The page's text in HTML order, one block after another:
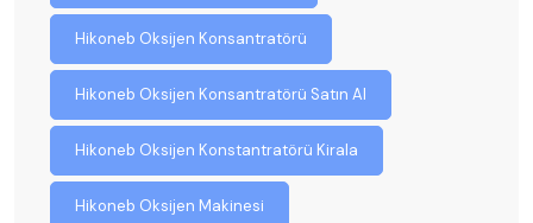
Hikoneb Oksijen Konsantratörü
Hikoneb Oksijen Konsantratörü Satın Al
Hikoneb Oksijen Konstantratörü Kirala
Hikoneb Oksijen Makinesi